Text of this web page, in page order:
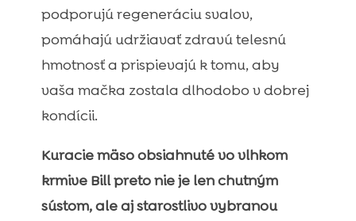
podporujú regeneráciu svalov,
pomáhajú udržiavať zdravú telesnú
hmotnosť a prispievajú k tomu, aby
vaša mačka zostala dlhodobo v dobrej
kondícii.
Kuracie mäso obsiahnuté vo vlhkom
krmive Bill preto nie je len chutným
sústom, ale aj starostlivo vybranou